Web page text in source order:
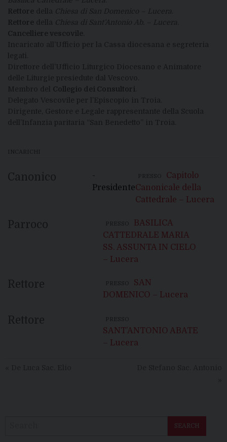
Rettore della Chiesa di San Domenico – Lucera
Rettore della Chiesa di Sant’Antonio Ab. – Lucera
Cancelliere vescovile
Incaricato all’Ufficio per la Cassa diocesana e segreteria
legati.
Direttore dell’Ufficio Liturgico Diocesano e Animatore
delle Liturgie presiedute dal Vescovo.
Membro del
Collegio dei Consultori
Delegato Vescovile per l’Episcopio in Troia.
Dirigente, Gestore e Legale rappresentante della Scuola
dell’Infanzia paritaria “San Benedetto” in Troia.
INCARICHI
Canonico
-
Presidente
PRESSO
Capitolo
Canonicale della
Cattedrale – Lucera
Parroco PRESSO
BASILICA
CATTEDRALE MARIA
SS. ASSUNTA IN CIELO
– Lucera
Rettore PRESSO
SAN
DOMENICO – Lucera
Rettore PRESSO
SANT’ANTONIO ABATE
– Lucera
SEARCH